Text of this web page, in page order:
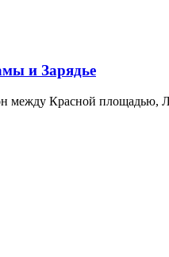
и Зарядье
между Красной площадью,